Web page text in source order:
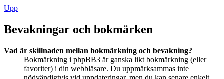
Upp
Bevakningar och bokmärken
Vad är skillnaden mellan bokmärkning och bevakning?
Bokmärkning i phpBB3 är ganska likt bokmärkning (eller
favoriter) i din webbläsare. Du uppmärksammas inte
nödvändigtvis vid uppdateringar, men du kan senare enkelt